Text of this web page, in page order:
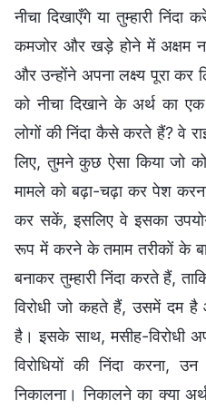
नीचा दिखाएँगे या तुम्हारी
कमजोर और खड़े होने में अक्षम
और उन्होंने अपना लक्ष्य पूरा कर
को नीचा दिखाने के अर्थ का एक
लोगों की निंदा कैसे करते हैं? वे
लिए, तुमने कुछ ऐसा किया जो
मामले को बढ़ा-चढ़ा कर पेश
कर सकें, इसलिए वे इसका
रूप में करने के तमाम तरीकों के
बनाकर तुम्हारी निंदा करते हैं,
विरोधी जो कहते हैं, उसमें दम
है। इसके साथ, मसीह-विरोधी
विरोधियों की निंदा
निकालना। निकालने का क्या